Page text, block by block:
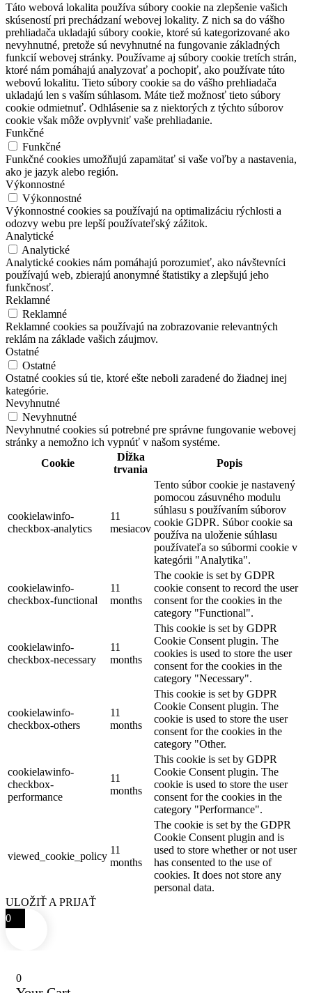
Táto webová lokalita používa súbory cookie na zlepšenie vašich
skúseností pri prechádzaní webovej lokality. Z nich sa do vášho
prehliadača ukladajú súbory cookie, ktoré sú kategorizované ako
nevyhnutné, pretože sú nevyhnutné na fungovanie základných
funkcií webovej stránky. Používame aj súbory cookie tretích strán,
ktoré nám pomáhajú analyzovať a pochopiť, ako používate túto
webovú lokalitu. Tieto súbory cookie sa do vášho prehliadača
ukladajú len s vaším súhlasom. Máte tiež možnosť tieto súbory
cookie odmietnuť. Odhlásenie sa z niektorých z týchto súborov
cookie však môže ovplyvniť vaše prehliadanie.
Funkčné
Funkčné
Funkčné cookies umožňujú zapamätať si vaše voľby a nastavenia,
ako je jazyk alebo región.
Výkonnostné
Výkonnostné
Výkonnostné cookies sa používajú na optimalizáciu rýchlosti a
odozvy webu pre lepší používateľský zážitok.
Analytické
Analytické
Analytické cookies nám pomáhajú porozumieť, ako návštevníci
používajú web, zbierajú anonymné štatistiky a zlepšujú jeho
funkčnosť.
Reklamné
Reklamné
Reklamné cookies sa používajú na zobrazovanie relevantných
reklám na základe vašich záujmov.
Ostatné
Ostatné
Ostatné cookies sú tie, ktoré ešte neboli zaradené do žiadnej inej
kategórie.
Nevyhnutné
Nevyhnutné
Nevyhnutné cookies sú potrebné pre správne fungovanie webovej
stránky a nemožno ich vypnúť v našom systéme.
Cookie
Dĺžka
trvania
Popis
cookielawinfo-
checkbox-analytics
11
mesiacov
Tento súbor cookie je nastavený
pomocou zásuvného modulu
súhlasu s používaním súborov
cookie GDPR. Súbor cookie sa
používa na uloženie súhlasu
používateľa so súbormi cookie v
kategórii "Analytika".
cookielawinfo-
checkbox-functional
11
months
The cookie is set by GDPR
cookie consent to record the user
consent for the cookies in the
category "Functional".
cookielawinfo-
checkbox-necessary
11
months
This cookie is set by GDPR
Cookie Consent plugin. The
cookies is used to store the user
consent for the cookies in the
category "Necessary".
cookielawinfo-
checkbox-others
11
months
This cookie is set by GDPR
Cookie Consent plugin. The
cookie is used to store the user
consent for the cookies in the
category "Other.
cookielawinfo-
checkbox-
performance
11
months
This cookie is set by GDPR
Cookie Consent plugin. The
cookie is used to store the user
consent for the cookies in the
category "Performance".
viewed_cookie_policy
11
months
The cookie is set by the GDPR
Cookie Consent plugin and is
used to store whether or not user
has consented to the use of
cookies. It does not store any
personal data.
ULOŽIŤ A PRIJAŤ
0
0